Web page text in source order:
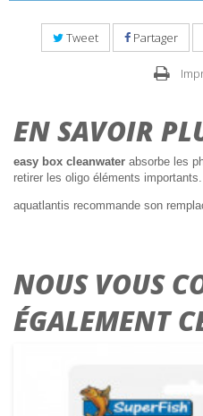
Tweet Partager
EN SAVOIR
easy box cleanwater absorbe les
retirer les oligo éléments importants.
aquatlantis recommande son
NOUS VOUS
ÉGALEMENT